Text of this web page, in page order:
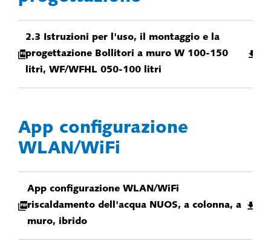
2.3 Istruzioni per l'uso, il montaggio e la
progettazione Bollitori a muro W 100-150
litri, WF/WFHL 050-100 litri
App configurazione
WLAN/WiFi
App configurazione WLAN/WiFi
riscaldamento dell'acqua NUOS, a colonna, a
muro, ibrido